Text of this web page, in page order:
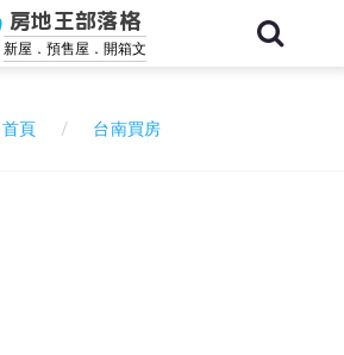
房地王部落格
新屋．預售屋．開箱文
首頁 台南買房